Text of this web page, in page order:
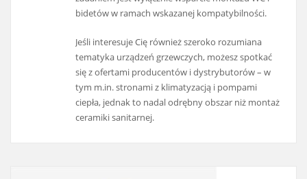
bidetów w ramach wskazanej kompatybilności.
Jeśli interesuje Cię również szeroko rozumiana
tematyka urządzeń grzewczych, możesz spotkać
się z ofertami producentów i dystrybutorów – w
tym m.in. stronami z klimatyzacją i pompami
ciepła, jednak to nadal odrębny obszar niż montaż
ceramiki sanitarnej.